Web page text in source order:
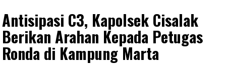
Antisipasi C3, Kapolsek Cisalak
Berikan Arahan Kepada Petugas
Ronda di Kampung Marta